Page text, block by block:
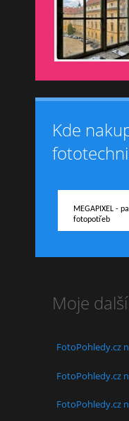
Kde
MEGAPIXEL -
fotopotřeb
Moje
FotoPohledy.cz
FotoPohledy.cz
FotoPohledy.cz